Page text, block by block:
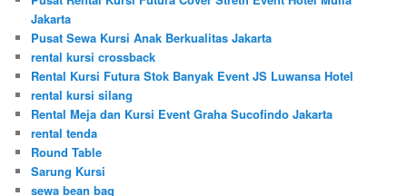
Jakarta
Pusat Sewa Kursi Anak Berkualitas Jakarta
rental kursi crossback
Rental Kursi Futura Stok Banyak Event JS Luwansa Hotel
rental kursi silang
Rental Meja dan Kursi Event Graha Sucofindo Jakarta
rental tenda
Round Table
Sarung Kursi
sewa bean bag